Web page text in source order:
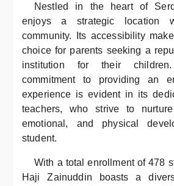
Nestled in the heart of
enjoys a strategic location
community. Its accessibility
choice for parents seeking a
institution for their
commitment to providing an
experience is evident in its
teachers, who strive to
emotional, and physical
student.
With a total enrollment of 478
Haji Zainuddin boasts a